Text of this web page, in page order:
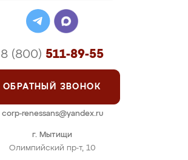
г. Мытищи
Олимпийский пр-т, 10
8 (800) 511-89-55
ОБРАТНЫЙ ЗВОНОК
corp-renessans@yandex.ru